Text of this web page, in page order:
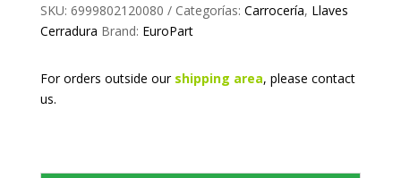
cantidad
SKU: 6999802120080 Categorías: Carrocería, Llaves
Cerradura Brand: EuroPart
For orders outside our shipping area, please contact
us.